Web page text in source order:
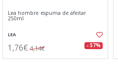
Lea hombre espuma de afeitar
250ml
LEA
1,76€ 4,14€ - 57%